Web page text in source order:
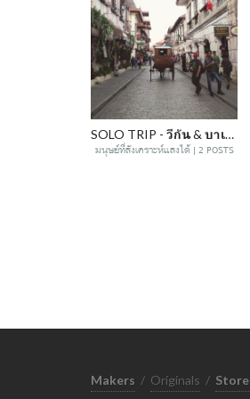
SOLO TRIP - วีกัน & บาเกียว ทริปเที่ยวต่างแดนครั้งแรก
มนุษย์ที่สังเคราะห์แสงได้ | 2 POSTS
Makers / Originals / Store